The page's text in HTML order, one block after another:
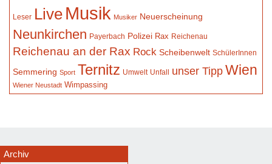
Leser Live Musik Musiker Neuerscheinung
Neunkirchen Payerbach Polizei Rax Reichenau
Reichenau an der Rax Rock Scheibenwelt SchülerInnen
Semmering Sport Ternitz Umwelt Unfall unser TippWien
Wiener Neustadt Wimpassing
Archiv